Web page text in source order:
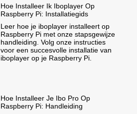
Hoe Installeer Ik Iboplayer Op
Raspberry Pi: Installatiegids
Leer hoe je iboplayer installeert op
Raspberry Pi met onze stapsgewijze
handleiding. Volg onze instructies
voor een succesvolle installatie van
iboplayer op je Raspberry Pi.
Hoe Installeer Je Ibo Pro Op
Raspberry Pi: Handleiding